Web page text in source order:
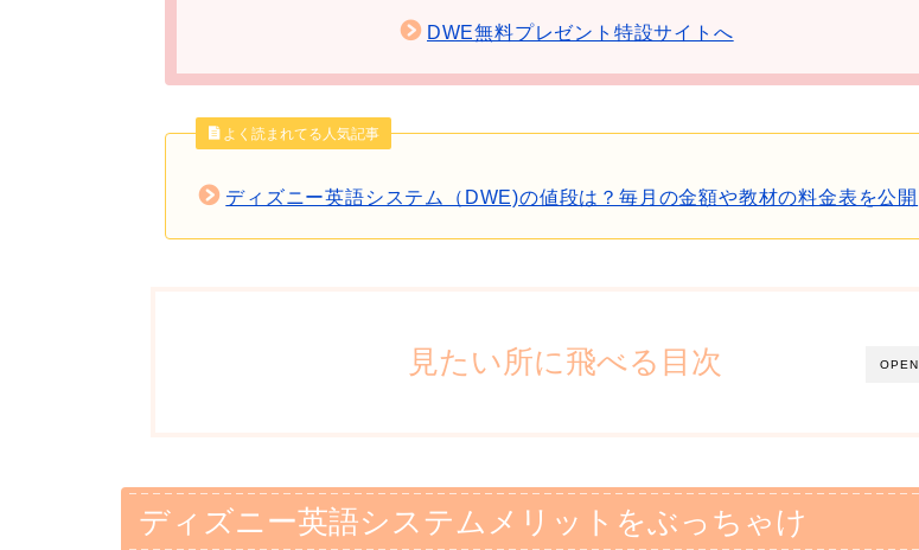
DWE無料プレゼント特設サイトへ
よく読まれてる人気記事
ディズニー英語システム（DWE)の値段は？毎月の金額や教材の料金表を公開
OPEN
見たい所に飛べる目次
ディズニー英語システムメリットをぶっちゃけ